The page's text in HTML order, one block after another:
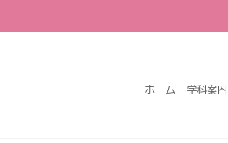
ホーム 学科案内